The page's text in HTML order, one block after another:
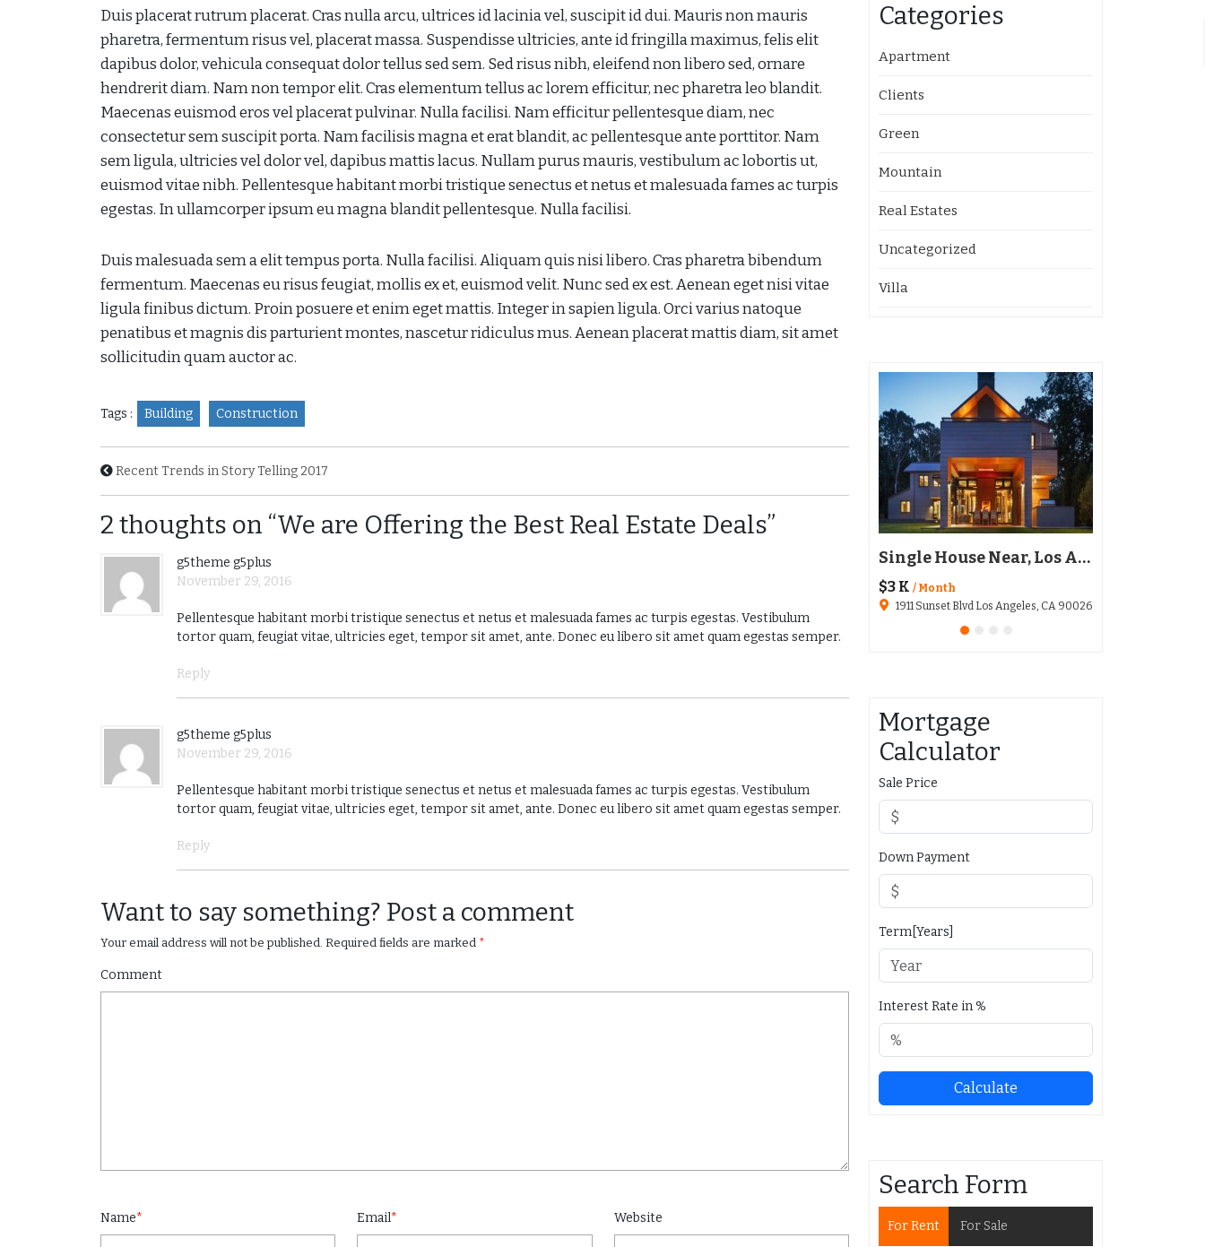
Duis placerat rutrum placerat. Cras nulla arcu, ultrices id lacinia vel, suscipit id dui. Mauris non mauris
pharetra, fermentum risus vel, placerat massa. Suspendisse ultricies, ante id fringilla maximus, felis elit
dapibus dolor, vehicula consequat dolor tellus sed sem. Sed risus nibh, eleifend non libero sed, ornare
hendrerit diam. Nam non tempor elit. Cras elementum tellus ac lorem efficitur, nec pharetra leo blandit.
Maecenas euismod eros vel placerat pulvinar. Nulla facilisi. Nam efficitur pellentesque diam, nec
consectetur sem suscipit porta. Nam facilisis magna et erat blandit, ac pellentesque ante porttitor. Nam
sem ligula, ultricies vel dolor vel, dapibus mattis lacus. Nullam purus mauris, vestibulum ac lobortis ut,
euismod vitae nibh. Pellentesque habitant morbi tristique senectus et netus et malesuada fames ac turpis
egestas. In ullamcorper ipsum eu magna blandit pellentesque. Nulla facilisi.
Duis malesuada sem a elit tempus porta. Nulla facilisi. Aliquam quis nisi libero. Cras pharetra bibendum
fermentum. Maecenas eu risus feugiat, mollis ex et, euismod velit. Nunc sed ex est. Aenean eget nisi vitae
ligula finibus dictum. Proin posuere et enim eget mattis. Integer in sapien ligula. Orci varius natoque
penatibus et magnis dis parturient montes, nascetur ridiculus mus. Aenean placerat mattis diam, sit amet
sollicitudin quam auctor ac.
Tags : Building Construction
Recent Trends in Story Telling 2017
2 thoughts on “We are Offering the Best Real Estate Deals”
g5theme g5plus
November 29, 2016
Pellentesque habitant morbi tristique senectus et netus et malesuada fames ac turpis egestas. Vestibulum
tortor quam, feugiat vitae, ultricies eget, tempor sit amet, ante. Donec eu libero sit amet quam egestas semper.
Reply
g5theme g5plus
November 29, 2016
Pellentesque habitant morbi tristique senectus et netus et malesuada fames ac turpis egestas. Vestibulum
tortor quam, feugiat vitae, ultricies eget, tempor sit amet, ante. Donec eu libero sit amet quam egestas semper.
Reply
Want to say something? Post a comment
Your email address will not be published. Required fields are marked *
Comment
Name* Email* Website
Categories
Apartment
Clients
Green
Mountain
Real Estates
Uncategorized
Villa
Single House Near, Los Angeles
$3 K / Month
1911 Sunset Blvd Los Angeles, CA 90026
Mortgage
Calculator
Sale Price
Down Payment
Term[Years]
Interest Rate in %
Calculate
Search Form
For Rent For Sale